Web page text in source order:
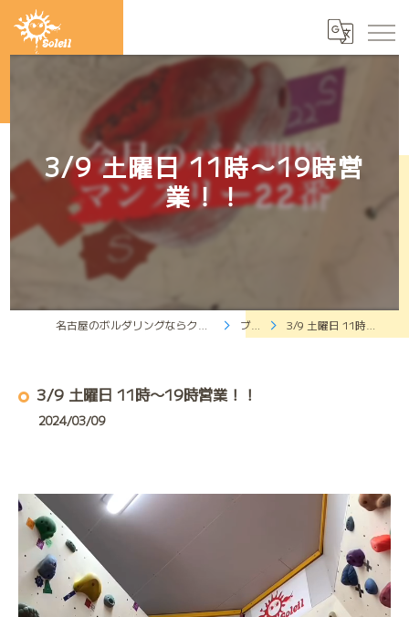
3/9 土曜日 11時〜19時営
業！！
ブログ 3/9 土曜日 11時〜19時営業！！
3/9 土曜日 11時〜19時営業！！
2024/03/09